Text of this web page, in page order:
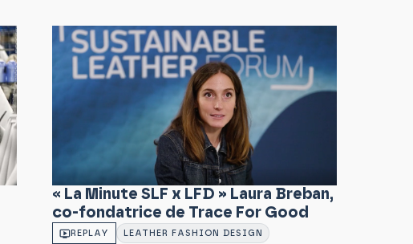
« La Minute SLF x LFD » Laura Breban,
co-fondatrice de Trace For Good
REPLAY LEATHER FASHION DESIGN